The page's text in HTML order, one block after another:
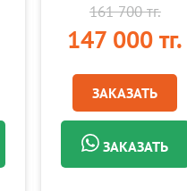
161 700 тг.
147 000 тг.
ЗАКАЗАТЬ
ЗАКАЗАТЬ